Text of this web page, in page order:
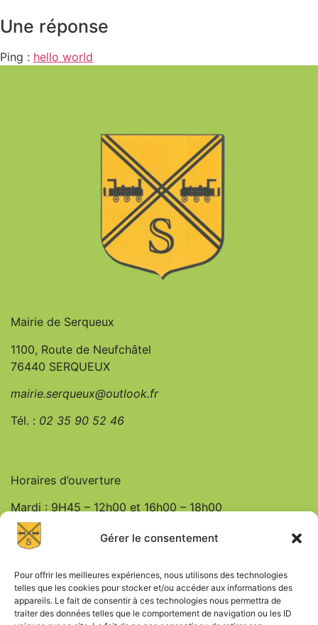
Gérer le consentement
Pour offrir les meilleures expériences, nous utilisons des technologies
telles que les cookies pour stocker et/ou accéder aux informations des
appareils. Le fait de consentir à ces technologies nous permettra de
traiter des données telles que le comportement de navigation ou les ID
Une réponse
Ping : hello world
Mairie de Serqueux
1100, Route de Neufchâtel
76440 SERQUEUX
mairie.serqueux@outlook.fr
Tél. : 02 35 90 52 46
Horaires d’ouverture
Mardi : 9H45 – 12h00 et 16h00 – 18h00
Jeudi : 9h45 – 12h00